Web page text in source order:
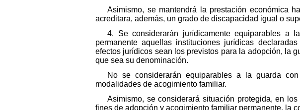
Asimismo, se mantendrá la prestación económica
acreditara, además, un grado de discapacidad igual o
4. Se considerarán jurídicamente equiparables a
permanente aquellas instituciones jurídicas
efectos jurídicos sean los previstos para la adopción, la
que sea su denominación.
No se considerarán equiparables a la guarda
modalidades de acogimiento familiar.
Asimismo, se considerará situación protegida, en
fines de adopción y acogimiento familiar permanente, la